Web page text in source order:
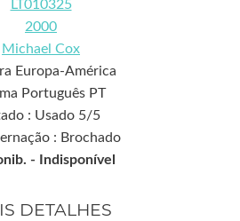
LT010325
2000
Michael Cox
Europa-América
Português PT
: Usado 5/5
: Brochado
-
Indisponível
DETALHES